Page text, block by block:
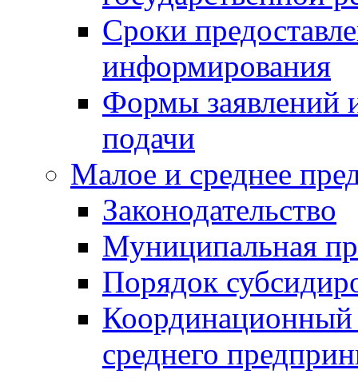
Сроки
информирования
Формы заявлений
подачи
Малое и среднее
Законодательство
Муниципальная
Порядок
Координационный
среднего